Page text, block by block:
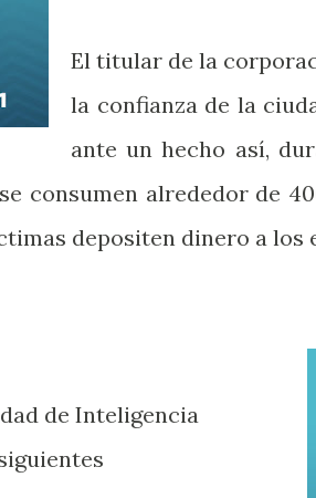
El titular de la
la confianza de la
ante un hecho así,
consumen alrededor de
depositen dinero a los
de Inteligencia